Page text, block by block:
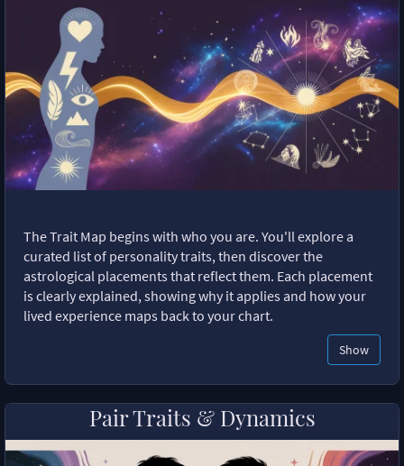
The Trait Map begins with who you are. You'll explore a
curated list of personality traits, then discover the
astrological placements that reflect them. Each placement
is clearly explained, showing why it applies and how your
lived experience maps back to your chart.
Show
Pair Traits & Dynamics